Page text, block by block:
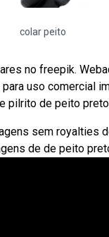
colar peito
no freepik.
uso comercial
pilrito de peito
sem royalties
de de peito